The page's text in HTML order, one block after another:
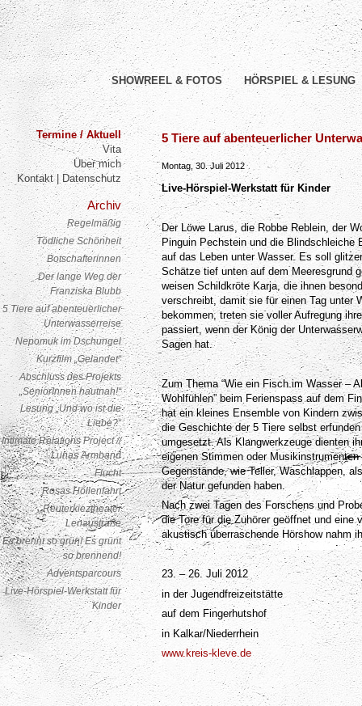
HÖRSPIEL & LESUNG
SHOWREEL & FOTOS
5 Tiere auf abenteuerlicher
Montag, 30. Juli 2012
Live-Hörspiel-Werkstatt für Kinder
Der Löwe Larus, die Robbe Reblein, der
Pinguin Pechstein und die Blindschleiche
auf das Leben unter Wasser. Es soll
Schätze tief unten auf dem Meeresgrund
weisen Schildkröte Karja, die ihnen
verschreibt, damit sie für einen Tag unter
bekommen, treten sie voller Aufregung
passiert, wenn der König der
Sagen hat.
Zum Thema “Wie ein Fisch im Wasser –
Wohlfühlen” beim Ferienspass auf dem
hat ein kleines Ensemble von Kindern
die Geschichte der 5 Tiere selbst
umgesetzt. Als Klangwerkzeuge dienten
eigenen Stimmen oder
Gegenstände, wie Teller, Waschlappen,
der Natur gefunden haben.
Nach zwei Tagen des Forschens und
die Tore für die Zuhörer geöffnet und eine
akustisch überraschende Hörshow nahm
23. – 26. Juli 2012
in der Jugendfreizeitstätte
auf dem Fingerhutshof
in Kalkar/Niederrhein
www.kreis-kleve.de
Post navigation
Termine / Aktuell
Vita
Über mich
Kontakt | Datenschutz
Archiv
Regelmäßig
Tödliche Schönheit
Botschafterinnen
Der lange Weg der
Franziska Blubb
5 Tiere auf abenteuerlicher
Unterwasserreise
Nepomuk im Dschungel
Kurzfilm „Gelandet“
Abschluss des Projekts
„SeniorInnen hautnah!“
Lesung „Und wo ist die
Liebe?“
Intimate Relations Project //
Lunas Armband
Flucht
Rosas Höllenfahrt
Reuterkieztheater
Lenaustraße
Es brennt so grün! Es grünt
so brennend!
Adventsparcours
Live-Hörspiel-Werkstatt für
Kinder